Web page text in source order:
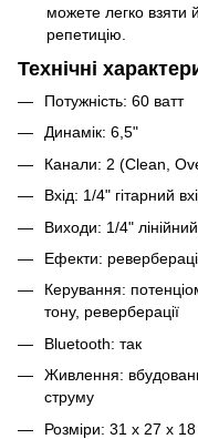
можете легко
репетицію.
Технічні
Потужність: 60 ватт
Динамік: 6,5"
Канали: 2 (Clean,
Вхід: 1/4" гітарний
Виходи: 1/4"
Ефекти:
Керування:
тону, реверберації
Bluetooth: так
Живлення:
струму
Розміри: 31 x 27 x